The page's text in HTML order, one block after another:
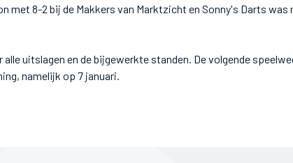
met 8-2 bij de Makkers van Marktzicht en Sonny's Darts
alle uitslagen en de bijgewerkte standen. De volgende
namelijk op 7 januari.